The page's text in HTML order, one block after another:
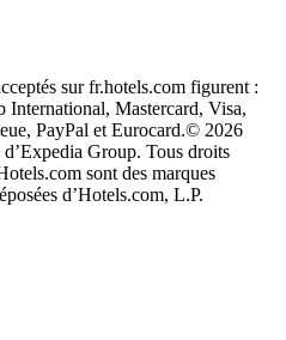
sur fr.hotels.com figurent :
International, Mastercard, Visa,
PayPal et Eurocard.© 2026
Group. Tous droits
sont des marques
d’Hotels.com, L.P.